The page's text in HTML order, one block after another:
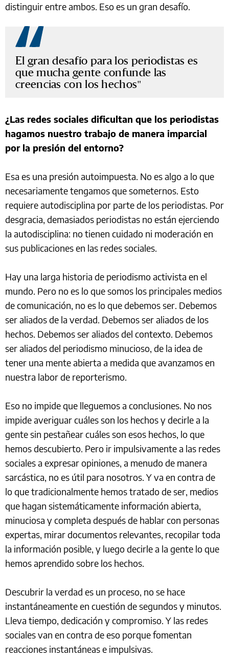
distinguir entre ambos. Eso es un gran desafío.
El gran desafío para los periodistas es
que mucha gente confunde las
creencias con los hechos
¿Las redes sociales dificultan que los periodistas
hagamos nuestro trabajo de manera imparcial
por la presión del entorno?
Esa es una presión autoimpuesta. No es algo a lo que
necesariamente tengamos que someternos. Esto
requiere autodisciplina por parte de los periodistas. Por
desgracia, demasiados periodistas no están ejerciendo
la autodisciplina: no tienen cuidado ni moderación en
sus publicaciones en las redes sociales.
Hay una larga historia de periodismo activista en el
mundo. Pero no es lo que somos los principales medios
de comunicación, no es lo que debemos ser. Debemos
ser aliados de la verdad. Debemos ser aliados de los
hechos. Debemos ser aliados del contexto. Debemos
ser aliados del periodismo minucioso, de la idea de
tener una mente abierta a medida que avanzamos en
nuestra labor de reporterismo.
Eso no impide que lleguemos a conclusiones. No nos
impide averiguar cuáles son los hechos y decirle a la
gente sin pestañear cuáles son esos hechos, lo que
hemos descubierto. Pero ir impulsivamente a las redes
sociales a expresar opiniones, a menudo de manera
sarcástica, no es útil para nosotros. Y va en contra de
lo que tradicionalmente hemos tratado de ser, medios
que hagan sistemáticamente información abierta,
minuciosa y completa después de hablar con personas
expertas, mirar documentos relevantes, recopilar toda
la información posible, y luego decirle a la gente lo que
hemos aprendido sobre los hechos.
Descubrir la verdad es un proceso, no se hace
instantáneamente en cuestión de segundos y minutos.
Lleva tiempo, dedicación y compromiso. Y las redes
sociales van en contra de eso porque fomentan
reacciones instantáneas e impulsivas.